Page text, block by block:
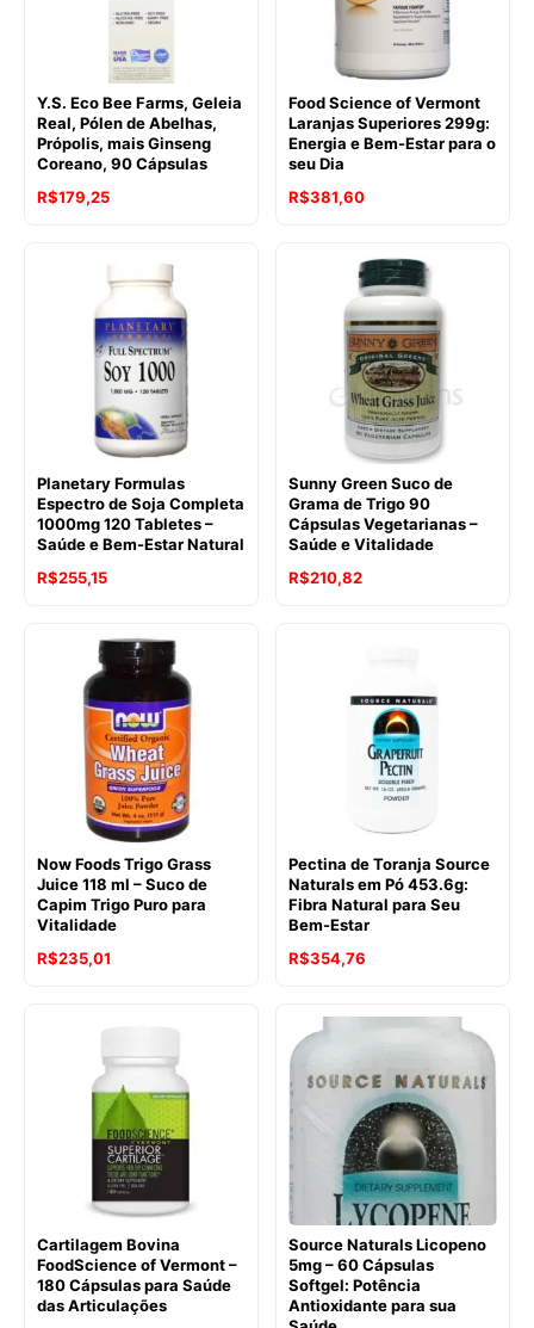
Y.S. Eco Bee Farms, Geleia
Real, Pólen de Abelhas,
Própolis, mais Ginseng
Coreano, 90 Cápsulas
R$179,25
Food Science of Vermont
Laranjas Superiores 299g:
Energia e Bem-Estar para o
seu Dia
R$381,60
Planetary Formulas
Espectro de Soja Completa
1000mg 120 Tabletes –
Saúde e Bem-Estar Natural
R$255,15
Sunny Green Suco de
Grama de Trigo 90
Cápsulas Vegetarianas –
Saúde e Vitalidade
R$210,82
Now Foods Trigo Grass
Juice 118 ml – Suco de
Capim Trigo Puro para
Vitalidade
R$235,01
Pectina de Toranja Source
Naturals em Pó 453.6g:
Fibra Natural para Seu
Bem-Estar
R$354,76
Cartilagem Bovina
FoodScience of Vermont –
180 Cápsulas para Saúde
das Articulações
Source Naturals Licopeno
5mg – 60 Cápsulas
Softgel: Potência
Antioxidante para sua